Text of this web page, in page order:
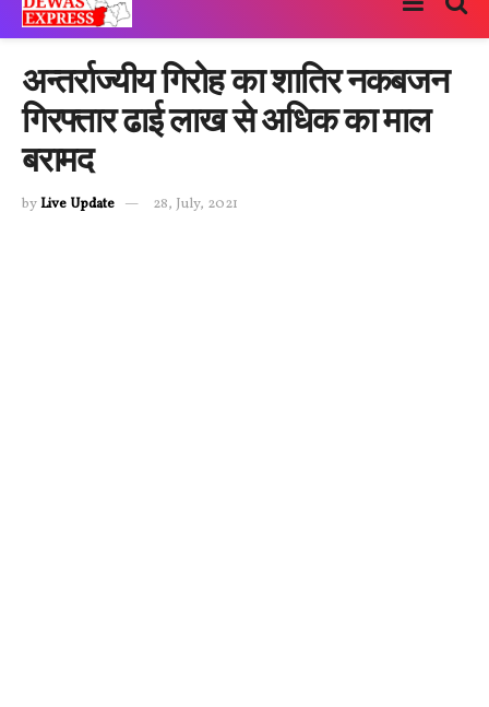
अन्तर्राज्यीय गिरोह का शातिर नकबजन
गिरफ्तार ढाई लाख से अधिक का माल
बरामद
byLive Update 28, July, 2021